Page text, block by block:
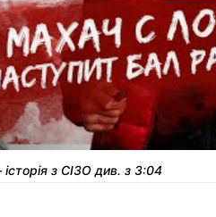
з СІЗО див. з 3:04